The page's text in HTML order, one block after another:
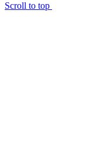
Scroll to top